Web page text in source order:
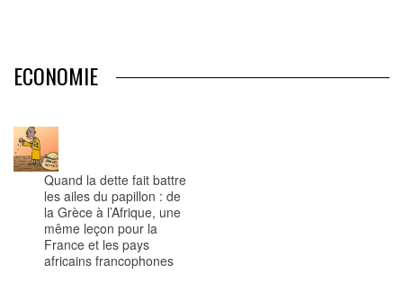
ECONOMIE
Quand la dette fait battre
les ailes du papillon : de
la Grèce à l’Afrique, une
même leçon pour la
France et les pays
africains francophones